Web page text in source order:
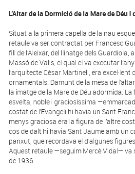
L'Altar de la Dormició de la Mare de Déu i
Situat a la primera capella de la nau
retaule va ser contractat per Francesc
fill de l’Aleixar, del llinatge dels Guardiola,
Massó de Valls, el qual el va executar
l’arquitecte Cèsar Martinell, era
ornamentals. Damunt de la mesa de
la imatge de la Mare de Déu adormida.
esvelta, noble i graciosíssima
costat de l’Evangeli hi havia un Sant
menys graciosa era la figura de l’altre
cos de dalt hi havia Sant Jaume amb un
panxut, que recordava el d’algunes
Aquest retaule —seguim Mercè Vidal— va
de 1936.